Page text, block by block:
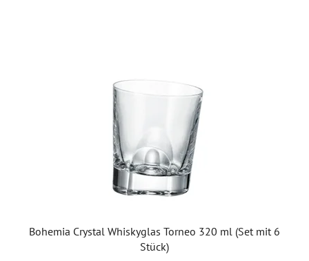
Bohemia Crystal Whiskyglas Torneo 320 ml (Set mit 6
Stück)